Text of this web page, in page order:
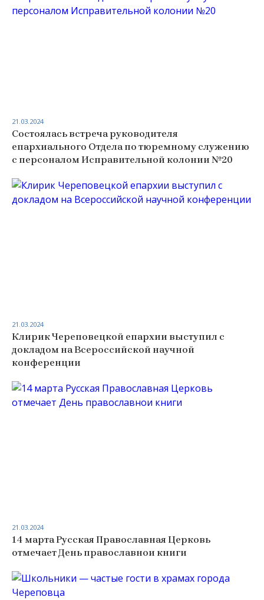
Состоялась встреча руководителя
епархиального Отдела по тюремному служению
с персоналом Исправительной колонии №20
21.03.2024
Клирик Череповецкой епархии выступил с
докладом на Всероссийской научной
конференции
21.03.2024
14 марта Русская Православная Церковь
отмечает День православнои книги
21.03.2024